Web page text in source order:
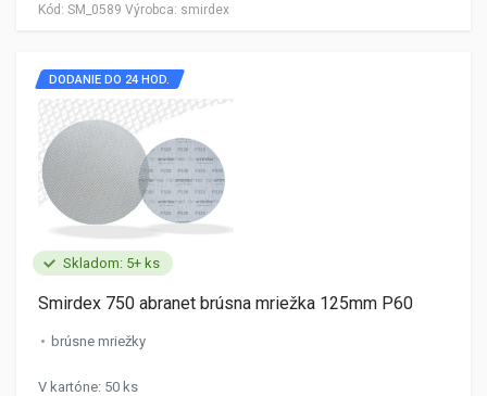
Kód: SM_0589 Výrobca: smirdex
Skladom: 5+ ks
DODANIE DO 24 HOD.
Smirdex 750 abranet brúsna mriežka 125mm P60
brúsne mriežky
V kartóne: 50 ks